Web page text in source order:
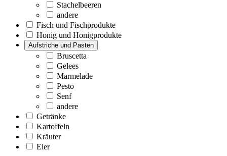
Stachelbeeren
andere
Fisch und Fischprodukte
Honig und Honigprodukte
Aufstriche und Pasten
Bruscetta
Gelees
Marmelade
Pesto
Senf
andere
Getränke
Kartoffeln
Kräuter
Eier